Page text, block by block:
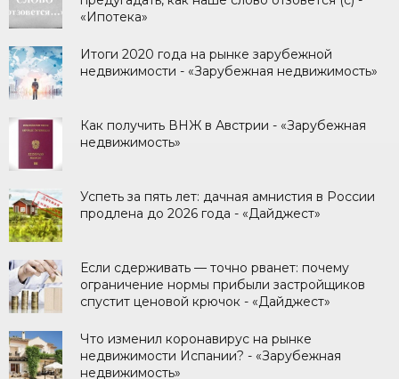
«Ипотека»
Итоги 2020 года на рынке зарубежной
недвижимости - «Зарубежная недвижимость»
Как получить ВНЖ в Австрии - «Зарубежная
недвижимость»
Успеть за пять лет: дачная амнистия в России
продлена до 2026 года - «Дайджест»
Если сдерживать — точно рванет: почему
ограничение нормы прибыли застройщиков
спустит ценовой крючок - «Дайджест»
Что изменил коронавирус на рынке
недвижимости Испании? - «Зарубежная
недвижимость»